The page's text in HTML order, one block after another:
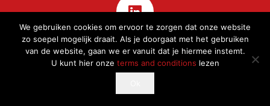
If you continue to use this site, you agree with it.
We gebruiken cookies om ervoor te zorgen dat onze website
zo soepel mogelijk draait. Als je doorgaat met het gebruiken
van de website, gaan we er vanuit dat je hiermee instemt.
U kunt hier onze terms and conditions lezen